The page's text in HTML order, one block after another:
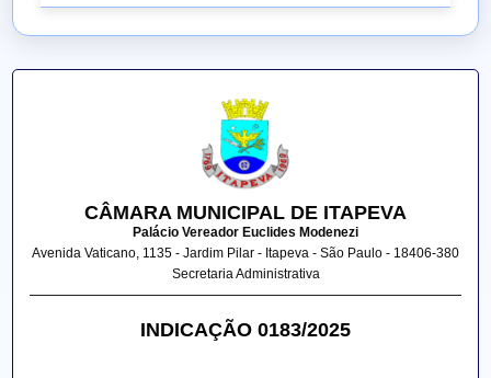
CÂMARA MUNICIPAL DE ITAPEVA
Palácio Vereador Euclides Modenezi
Avenida Vaticano, 1135 - Jardim Pilar - Itapeva - São Paulo - 18406-380
Secretaria Administrativa
INDICAÇÃO 0183/2025